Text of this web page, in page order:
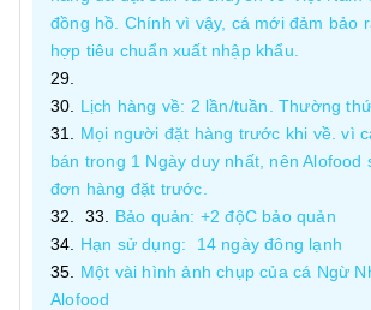
đồng hồ. Chính vì vậy, cá mới đảm bảo
hợp tiêu chuẩn xuất nhập khẩu.
Lịch hàng về: 2 lần/tuần. Thường
Mọi người đặt hàng trước khi về. vì
bán trong 1 Ngày duy nhất, nên Alofood
đơn hàng đặt trước.
Bảo quản: +2 độC bảo quản
Hạn sử dụng: 14 ngày đông lạnh
Một vài hình ảnh chụp của cá Ngừ
Alofood